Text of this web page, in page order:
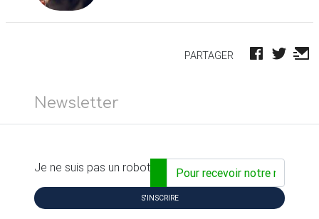
PARTAGER
Newsletter
Adresse email...
Je ne suis pas un robot
S'INSCRIRE